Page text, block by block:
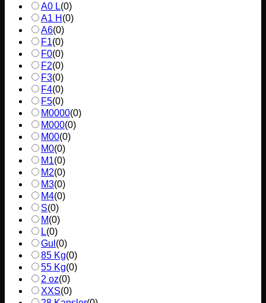
A0 L(0)
A1 H (0)
A6(0)
F1(0)
F0(0)
F2(0)
F3(0)
F4(0)
F5(0)
M0000(0)
M000(0)
M00(0)
M0(0)
M1(0)
M2(0)
M3(0)
M4(0)
S(0)
M(0)
L(0)
Gul (0)
85 Kg(0)
55 Kg(0)
2 oz(0)
XXS(0)